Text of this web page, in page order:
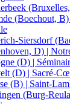
(Boechout, B)
Siersdorf
D) |
(D) |
(D) | Sacré-
(B) | Saint-
(Burg-